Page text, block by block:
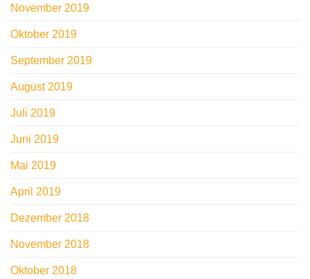
November 2019
Oktober 2019
September 2019
August 2019
Juli 2019
Juni 2019
Mai 2019
April 2019
Dezember 2018
November 2018
Oktober 2018